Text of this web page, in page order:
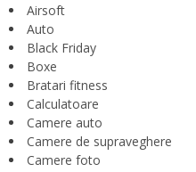
Airsoft
Auto
Black Friday
Boxe
Bratari fitness
Calculatoare
Camere auto
Camere de supraveghere
Camere foto